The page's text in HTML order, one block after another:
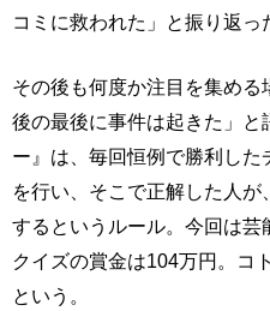
コミに救われた」と振り返っ
その後も何度か注目を集め
後の最後に事件は起きた」
ー』は、毎回恒例で勝利し
を行い、そこで正解した人が
するというルール。今回は芸
クイズの賞金は104万円。コ
という。